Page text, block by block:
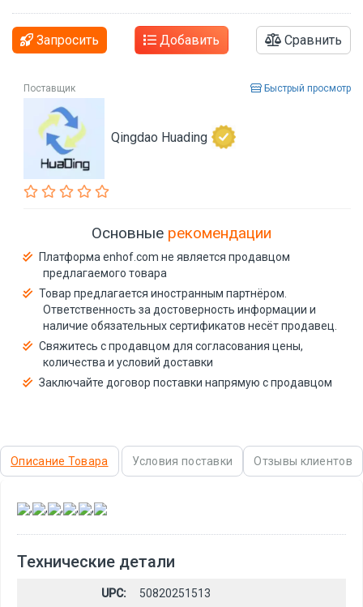
Запросить Добавить Сравнить
Поставщик Быстрый просмотр
Qingdao Huading
Основные рекомендации
Платформа enhof.com не является продавцом
предлагаемого товара
Товар предлагается иностранным партнёром.
Ответственность за достоверность информации и
наличие обязательных сертификатов несёт продавец.
Свяжитесь с продавцом для согласования цены,
количества и условий доставки
Заключайте договор поставки напрямую с продавцом
Описание Товара Условия поставки Отзывы клиентов
, , , , ,
Технические детали
UPC: 50820251513